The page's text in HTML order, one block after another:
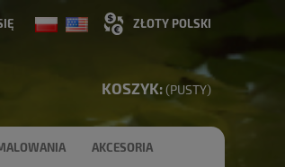
KOSZYK:(PUSTY)
AKCESORIA